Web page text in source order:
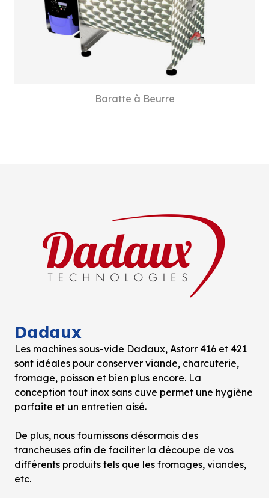
Baratte à Beurre
Dadaux
Les machines sous-vide Dadaux, Astorr 416 et 421
sont idéales pour conserver viande, charcuterie,
fromage, poisson et bien plus encore. La
conception tout inox sans cuve permet une hygiène
parfaite et un entretien aisé.
De plus, nous fournissons désormais des
trancheuses afin de faciliter la découpe de vos
différents produits tels que les fromages, viandes,
etc.